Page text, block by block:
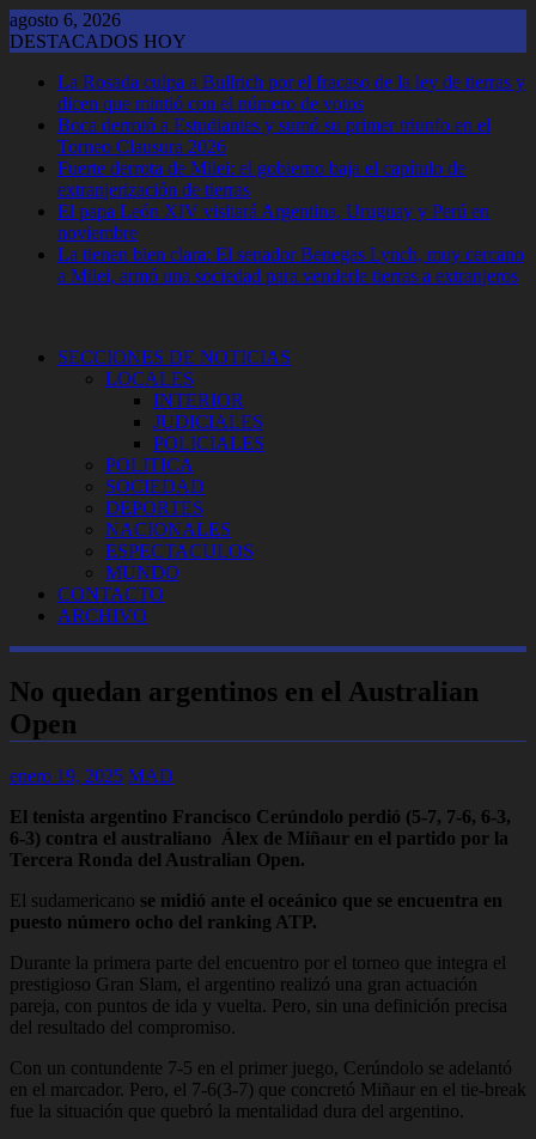
Saltar
al
agosto 6, 2026
DESTACADOS HOY
La Rosada culpa a Bullrich por el fracaso de la ley de tierras y
dicen que mintió con el número de votos
Boca derrotó a Estudiantes y sumó su primer triunfo en el
Torneo Clausura 2026
Fuerte derrota de Milei: el gobierno baja el capítulo de
extranjerización de tierras
El papa León XIV visitará Argentina, Uruguay y Perú en
noviembre
La tienen bien clara: El senador Benegas Lynch, muy cercano
a Milei, armó una sociedad para venderle tierras a extranjeros
SECCIONES DE NOTICIAS
LOCALES
INTERIOR
JUDICIALES
POLICIALES
POLITICA
SOCIEDAD
DEPORTES
NACIONALES
ESPECTACULOS
MUNDO
CONTACTO
ARCHIVO
No quedan argentinos en el Australian
Open
enero 19, 2025 MAD
El tenista argentino Francisco Cerúndolo perdió (5-7, 7-6, 6-3,
6-3) contra el australiano Álex de Miñaur en el partido por la
Tercera Ronda del Australian Open.
El sudamericano se midió ante el oceánico que se encuentra en
puesto número ocho del ranking ATP.
Durante la primera parte del encuentro por el torneo que integra el
prestigioso Gran Slam, el argentino realizó una gran actuación
pareja, con puntos de ida y vuelta. Pero, sin una definición precisa
del resultado del compromiso.
Con un contundente 7-5 en el primer juego, Cerúndolo se adelantó
en el marcador. Pero, el 7-6(3-7) que concretó Miñaur en el tie-break
fue la situación que quebró la mentalidad dura del argentino.